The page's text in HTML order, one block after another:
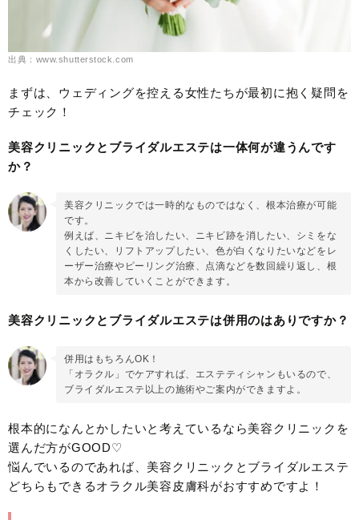
出典：www.shutterstock.com
まずは、ウェディングを控える女性たちが最初に抱く疑問を
チェック！
美容クリニックとブライダルエステは一体何が違うんです
か？
美容クリニックでは一時的なものではなく、根本治療が可能
です。
例えば、ニキビを治したい、ニキビ跡を消したい、シミをな
くしたい、リフトアップしたい、色が白くなりたいなどをレ
ーザー治療やピーリング治療、点滴などを数回繰り返し、根
本から改善していくことができます。
美容クリニックとブライダルエステは併用のはありですか？
併用はもちろんOK！
「オラクル」でケアすれば、エステティシャンもいるので、
ブライダルエステ以上の施術やご案内ができますよ。
根本的になんとかしたいと考えているなら美容クリニックを
選んだ方がGOOD♡
悩んでいるのであれば、美容クリニックとブライダルエステ
どちらもできるオラクル美容皮膚科がおすすめですよ！